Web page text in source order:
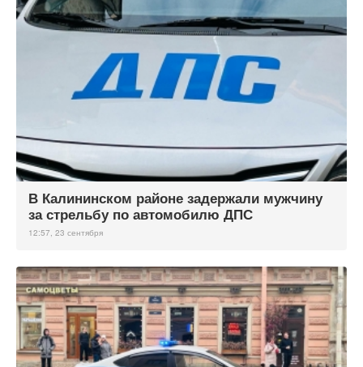
В Калининском районе задержали мужчину
за стрельбу по автомобилю ДПС
12:57, 23 сентября